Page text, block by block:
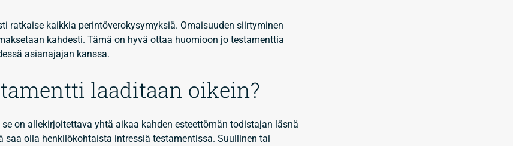
ratkaise kaikkia perintöverokysymyksiä. Omaisuuden siirtyminen
kahdesti. Tämä on hyvä ottaa huomioon jo testamenttia
asianajajan kanssa.
laaditaan oikein?
on allekirjoitettava yhtä aikaa kahden esteettömän todistajan läsnä
olla henkilökohtaista intressiä testamentissa. Suullinen tai